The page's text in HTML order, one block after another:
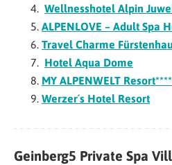
Wellnesshotel Alpin
ALPENLOVE – Adult Spa
Travel Charme
Hotel Aqua Dome
MY ALPENWELT
Werzer´s Hotel Resort
Geinberg5 Private Spa